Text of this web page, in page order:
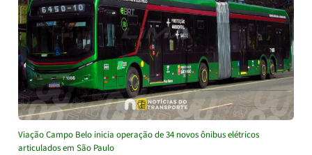
Viação Campo Belo inicia operação de 34 novos ônibus elétricos
articulados em São Paulo